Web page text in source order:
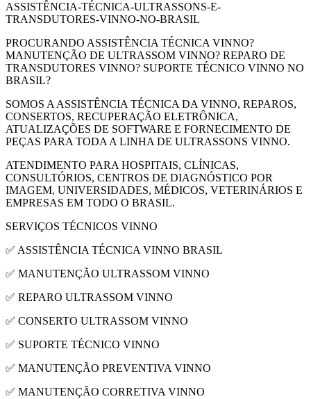
ASSISTÊNCIA-TÉCNICA-ULTRASSONS-E-
TRANSDUTORES-VINNO-NO-BRASIL
PROCURANDO ASSISTÊNCIA TÉCNICA VINNO?
MANUTENÇÃO DE ULTRASSOM VINNO? REPARO DE
TRANSDUTORES VINNO? SUPORTE TÉCNICO VINNO NO
BRASIL?
SOMOS A ASSISTÊNCIA TÉCNICA DA VINNO, REPAROS,
CONSERTOS, RECUPERAÇÃO ELETRÔNICA,
ATUALIZAÇÕES DE SOFTWARE E FORNECIMENTO DE
PEÇAS PARA TODA A LINHA DE ULTRASSONS VINNO.
ATENDIMENTO PARA HOSPITAIS, CLÍNICAS,
CONSULTÓRIOS, CENTROS DE DIAGNÓSTICO POR
IMAGEM, UNIVERSIDADES, MÉDICOS, VETERINÁRIOS E
EMPRESAS EM TODO O BRASIL.
SERVIÇOS TÉCNICOS VINNO
✅ ASSISTÊNCIA TÉCNICA VINNO BRASIL
✅ MANUTENÇÃO ULTRASSOM VINNO
✅ REPARO ULTRASSOM VINNO
✅ CONSERTO ULTRASSOM VINNO
✅ SUPORTE TÉCNICO VINNO
✅ MANUTENÇÃO PREVENTIVA VINNO
✅ MANUTENÇÃO CORRETIVA VINNO